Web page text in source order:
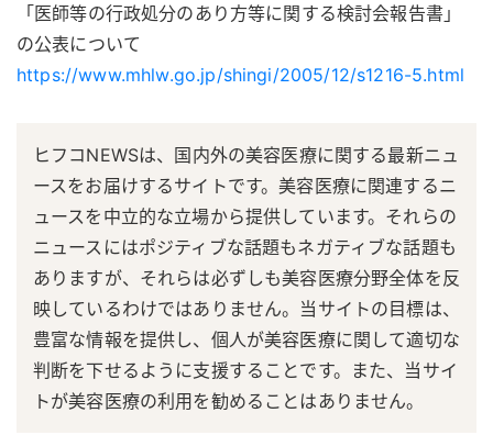
「医師等の行政処分のあり方等に関する検討会報告書」
の公表について
https://www.mhlw.go.jp/shingi/2005/12/s1216-5.html
ヒフコNEWSは、国内外の美容医療に関する最新ニュ
ースをお届けするサイトです。美容医療に関連するニ
ュースを中立的な立場から提供しています。それらの
ニュースにはポジティブな話題もネガティブな話題も
ありますが、それらは必ずしも美容医療分野全体を反
映しているわけではありません。当サイトの目標は、
豊富な情報を提供し、個人が美容医療に関して適切な
判断を下せるように支援することです。また、当サイ
トが美容医療の利用を勧めることはありません。